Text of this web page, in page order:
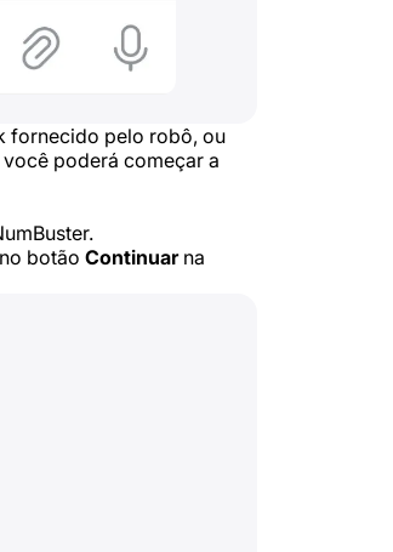
fornecido pelo robô, ou
poderá começar a
botão Continuarna